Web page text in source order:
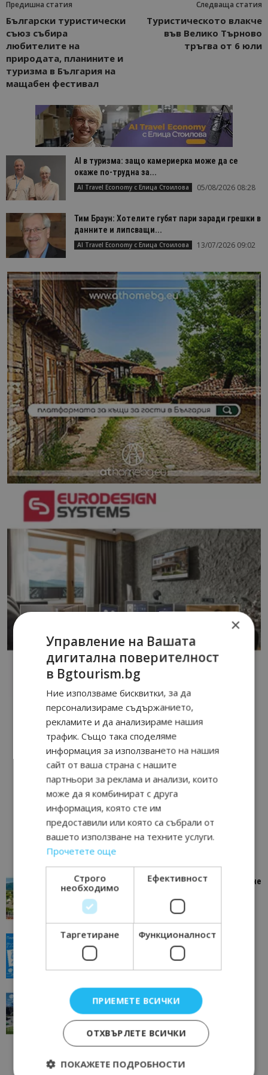
Предишна статия
Български туристически
съюз събира
любителите на
природата, планините и
туризма в България на
мащабен фестивал
Следваща статия
Туристическото влакче
във Велико Търново
тръгва от 6 юли
AI в туризма: защо камериерка може да се
окаже по-трудна за...
AI Travel Economy с Елица Стоилова 05/08/2026 08:28
Тим Браун: Хотелите губят пари заради грешки в
данните и липсващи...
AI Travel Economy с Елица Стоилова 13/07/2026 09:02
“Пощенска картичка от…”: Петрич – Изживяване
отвъд очакваното
Петрич
“Пощенска картичка от…”: Пловдив, градът на
всички времена
“Пощенска картичка от…”: Перник – град на
традициите, културата и вдъхновяващите...
Перник 17/06/2026 09:01
×
Управление на Вашата
дигитална поверителност
в Bgtourism.bg
Ние използваме бисквитки, за да
персонализираме съдържанието,
рекламите и да анализираме нашия
трафик. Също така споделяме
информация за използването на нашия
сайт от ваша страна с нашите
партньори за реклама и анализи, които
може да я комбинират с друга
информация, която сте им
предоставили или която са събрали от
вашето използване на техните услуги.
Прочетете още
Строго
необходимо
Ефективност
Таргетиране Функционалност
ПРИЕМЕТЕ ВСИЧКИ
ОТХВЪРЛЕТЕ ВСИЧКИ
ПОКАЖЕТЕ ПОДРОБНОСТИ